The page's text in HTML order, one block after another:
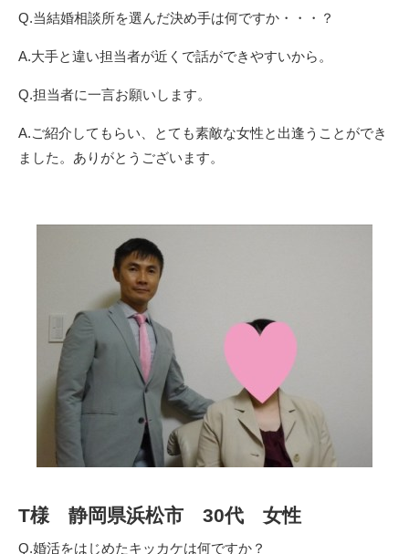
Q.当結婚相談所を選んだ決め手は何ですか・・・？
A.大手と違い担当者が近くで話ができやすいから。
Q.担当者に一言お願いします。
A.ご紹介してもらい、とても素敵な女性と出逢うことができ
ました。ありがとうございます。
T様 静岡県浜松市 30代 女性
Q.婚活をはじめたキッカケは何ですか？